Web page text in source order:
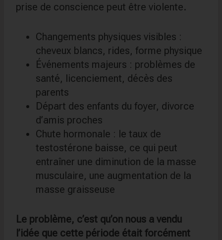
prise de conscience peut être violente.
Changements physiques visibles :
cheveux blancs, rides, forme physique
Événements majeurs : problèmes de
santé, licenciement, décès des
parents
Départ des enfants du foyer, divorce
d’amis proches
Chute hormonale : le taux de
testostérone baisse, ce qui peut
entraîner une diminution de la masse
musculaire, une augmentation de la
masse graisseuse
Le problème, c’est qu’on nous a vendu
l’idée que cette période était forcément